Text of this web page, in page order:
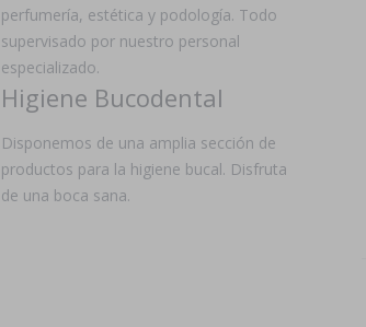
perfumería, estética y podología. Todo
supervisado por nuestro personal
especializado.
Higiene Bucodental
Disponemos de una amplia sección de
productos para la higiene bucal. Disfruta
de una boca sana.